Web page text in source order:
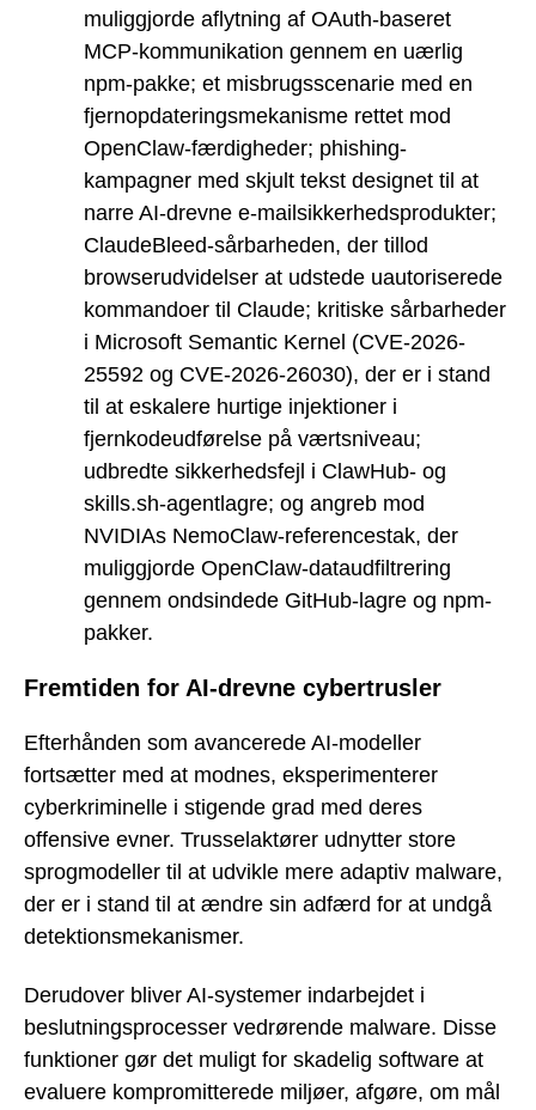
muliggjorde aflytning af OAuth-baseret
MCP-kommunikation gennem en uærlig
npm-pakke; et misbrugsscenarie med en
fjernopdateringsmekanisme rettet mod
OpenClaw-færdigheder; phishing-
kampagner med skjult tekst designet til at
narre AI-drevne e-mailsikkerhedsprodukter;
ClaudeBleed-sårbarheden, der tillod
browserudvidelser at udstede uautoriserede
kommandoer til Claude; kritiske sårbarheder
i Microsoft Semantic Kernel (CVE-2026-
25592 og CVE-2026-26030), der er i stand
til at eskalere hurtige injektioner i
fjernkodeudførelse på værtsniveau;
udbredte sikkerhedsfejl i ClawHub- og
skills.sh-agentlagre; og angreb mod
NVIDIAs NemoClaw-referencestak, der
muliggjorde OpenClaw-dataudfiltrering
gennem ondsindede GitHub-lagre og npm-
pakker.
Fremtiden for AI-drevne cybertrusler
Efterhånden som avancerede AI-modeller
fortsætter med at modnes, eksperimenterer
cyberkriminelle i stigende grad med deres
offensive evner. Trusselaktører udnytter store
sprogmodeller til at udvikle mere adaptiv malware,
der er i stand til at ændre sin adfærd for at undgå
detektionsmekanismer.
Derudover bliver AI-systemer indarbejdet i
beslutningsprocesser vedrørende malware. Disse
funktioner gør det muligt for skadelig software at
evaluere kompromitterede miljøer, afgøre, om mål